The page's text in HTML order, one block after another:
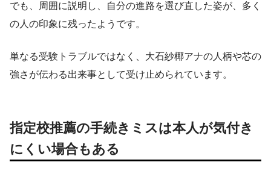
でも、周囲に説明し、自分の進路を選び直した姿が、多く
の人の印象に残ったようです。
単なる受験トラブルではなく、大石紗椰アナの人柄や芯の
強さが伝わる出来事として受け止められています。
指定校推薦の手続きミスは本人が気付き
にくい場合もある